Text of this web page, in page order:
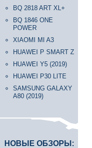
BQ 2818 ART XL+
BQ 1846 ONE
POWER
XIAOMI MI A3
HUAWEI P SMART Z
HUAWEI Y5 (2019)
HUAWEI P30 LITE
SAMSUNG GALAXY
A80 (2019)
НОВЫЕ ОБЗОРЫ: